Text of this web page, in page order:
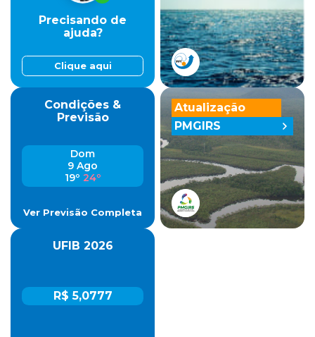
Precisando de
ajuda?
Clique aqui
Condições &
Previsão
Dom
9 Ago
19º 24º
Ver Previsão Completa
UFIB 2026
R$ 5,0777
Atualização
PMGIRS